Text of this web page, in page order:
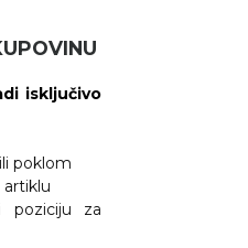
isključivo
poklom
artiklu
poziciju za